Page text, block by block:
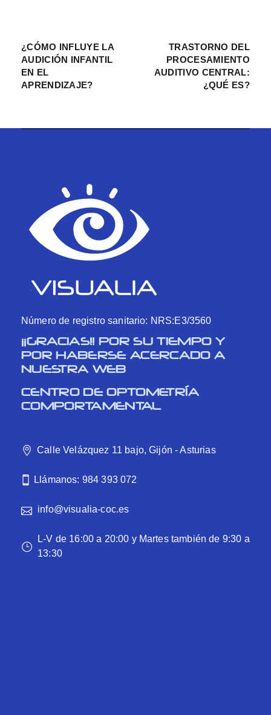
¿CÓMO INFLUYE LA
AUDICIÓN INFANTIL
EN EL
APRENDIZAJE?
TRASTORNO DEL
PROCESAMIENTO
AUDITIVO CENTRAL:
¿QUÉ ES?
Número de registro sanitario: NRS:E3/3560
¡¡GRACIAS!! POR SU TIEMPO Y
POR HABERSE ACERCADO A
NUESTRA WEB
CENTRO DE OPTOMETRÍA
COMPORTAMENTAL
Calle Velázquez 11 bajo, Gijón - Asturias
Llámanos: 984 393 072
info@visualia-coc.es
L-V de 16:00 a 20:00 y Martes también de 9:30 a
13:30